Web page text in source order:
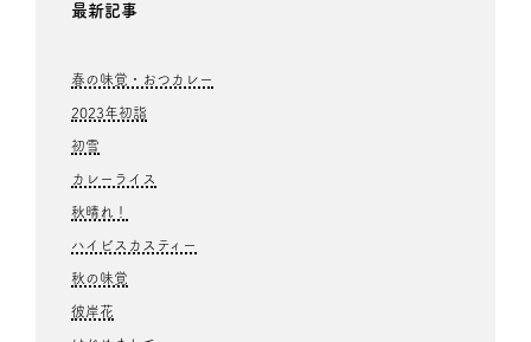
最新記事
春の味覚・おつカレー
2023年初詣
初雪
カレーライス
秋晴れ！
ハイビスカスティー
秋の味覚
彼岸花